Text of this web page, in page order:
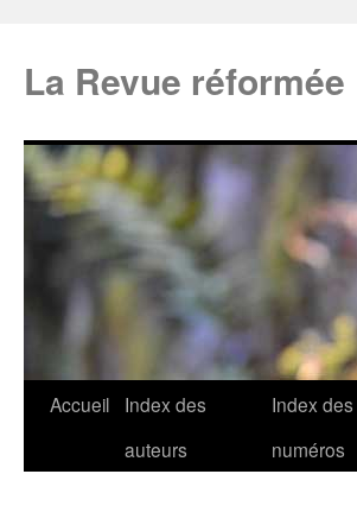
La Revue réformée
Accueil
Index des
auteurs
Index des
numéros